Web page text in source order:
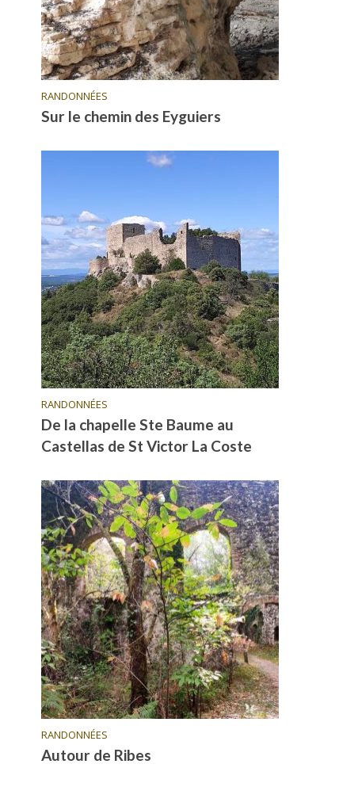
RANDONNÉES
Sur le chemin des Eyguiers
RANDONNÉES
De la chapelle Ste Baume au
Castellas de St Victor La Coste
RANDONNÉES
Autour de Ribes